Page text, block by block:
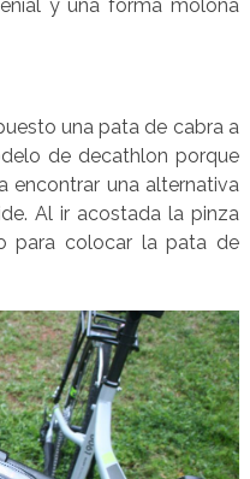
y una forma molona
una pata de cabra a
de decathlon porque
encontrar una alternativa
Al ir acostada la pinza
para colocar la pata de